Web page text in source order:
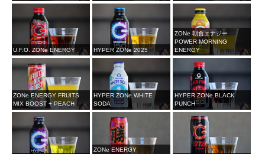
U.F.O. ZONe ENERGY HYPER ZONe 2025
ZONe 朝食エナジー
POWER MORNING
ENERGY
ZONe ENERGY FRUITS
MIX BOOST + PEACH
HYPER ZONe WHITE
SODA
HYPER ZONe BLACK
PUNCH
ZONe ENERGY